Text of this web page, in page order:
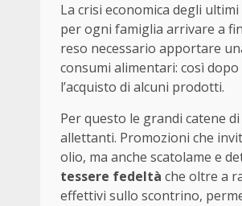
La crisi economica degli
per ogni famiglia arrivare a
reso necessario apportare
consumi alimentari: così
l’acquisto di alcuni prodotti.
Per questo le grandi catene
allettanti. Promozioni che
olio, ma anche scatolame e
tessere fedeltà che oltre a
effettivi sullo scontrino,